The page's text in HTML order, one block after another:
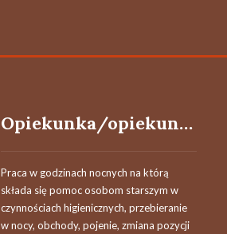
Opiekunka/opiekun osób starszych
Praca w godzinach nocnych na którą
składa się pomoc osobom starszym w
czynnościach higienicznych, przebieranie
w nocy, obchody, pojenie, zmiana pozycji